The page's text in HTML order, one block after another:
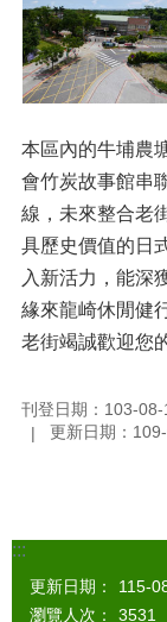
本區內的牛埔農
會竹炭故事館串
線，未來整合老
具歷史價值的日
入新活力，能深
緣來龍崎休閒健
老街竭誠歡迎您
刊登日期：103-
更新日期：
:::
更新日期：
115-
瀏覽人次：
3531